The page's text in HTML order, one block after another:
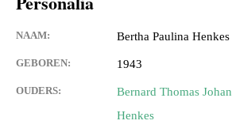
NAAM: Bertha Paulina Henkes
GEBOREN: 1943
OUDERS:
Bernard Thomas Johan
Henkes